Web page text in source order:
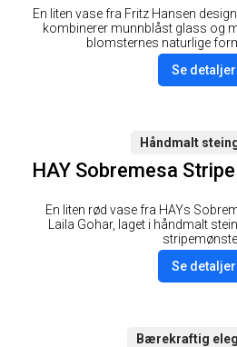
En liten vase fra Fritz Hansen
kombinerer munnblåst glass og
blomsternes naturlige
Se detaljer
Håndmalt
HAY Sobremesa
En liten rød vase fra HAYs
Laila Gohar, laget i håndmalt
Se detaljer
Bærekraftig